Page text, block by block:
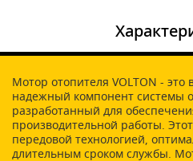
Мотор отопителя VOLTON - это
надежный компонент системы
разработанный для
производительной работы.
передовой технологией,
длительным сроком службы.